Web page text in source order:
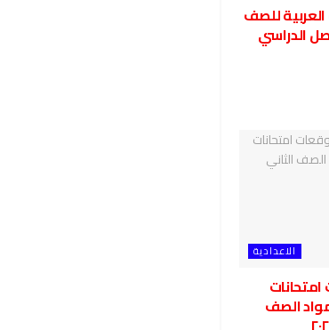
للصف
الدراسي
الاعدادية
الصف